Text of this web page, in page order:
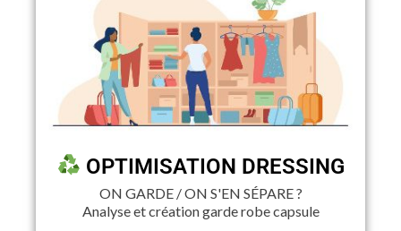
OPTIMISATION DRESSING
ON GARDE / ON S'EN SÉPARE ?
Analyse et création garde robe capsule